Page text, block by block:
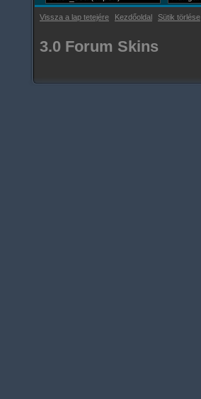
Vissza a lap tetejére Kezdőoldal Sütik törlése
3.0 Forum Skins